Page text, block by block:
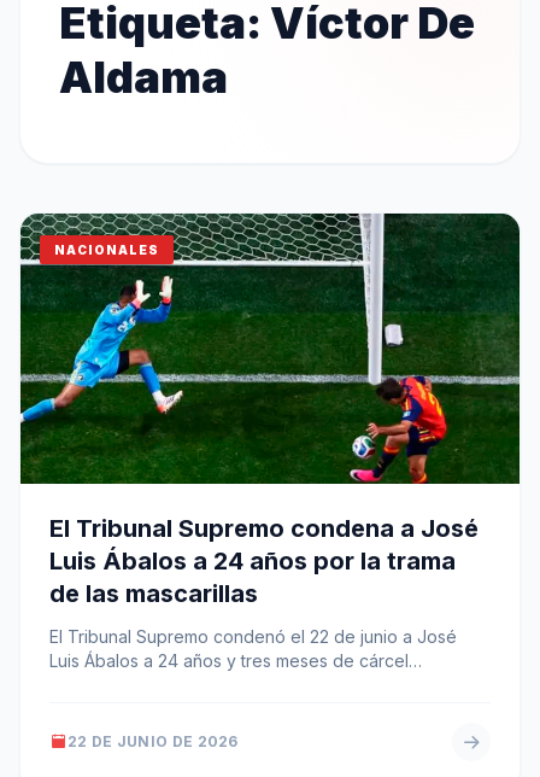
Etiqueta: Víctor De
Aldama
NACIONALES
El Tribunal Supremo condena a José
Luis Ábalos a 24 años por la trama
de las mascarillas
El Tribunal Supremo condenó el 22 de junio a José
Luis Ábalos a 24 años y tres meses de cárcel…
22 DE JUNIO DE 2026